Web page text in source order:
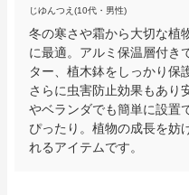
じゆんつえ(10代・男性)
冬の寒さや霜から大切な植
に最適。アルミ保温層付き
ター、植木鉢をしっかり保
さらに虫害防止効果もあり
やベランダでも簡単に設置
ぴったり。植物の成長を妨
れるアイテムです。